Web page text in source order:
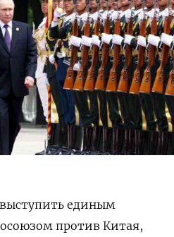
единым
против Китая,